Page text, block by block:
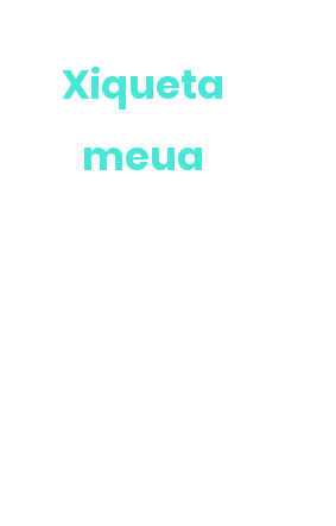
Xiqueta
meua